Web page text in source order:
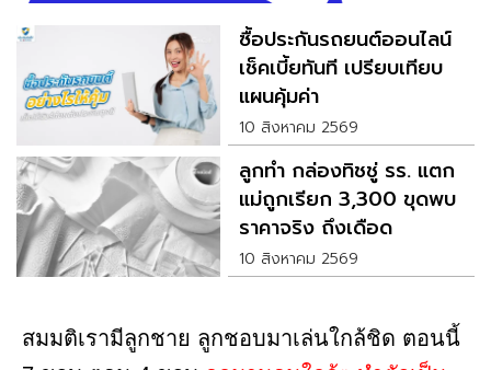
ซื้อประกันรถยนต์ออนไลน์
เช็คเบี้ยทันที เปรียบเทียบ
แผนคุ้มค่า
10 สิงหาคม 2569
ลูกทำ กล่องทิชชู่ รร. แตก
แม่ถูกเรียก 3,300 ขุดพบ
ราคาจริง ถึงเดือด
10 สิงหาคม 2569
สมมติเรามีลูกชาย ลูกชอบมาเล่นใกล้ชิด ตอนนี้